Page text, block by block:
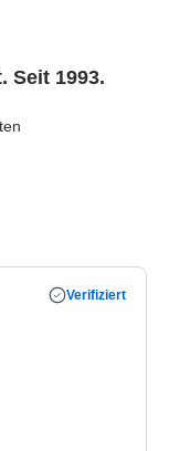
Seit 1993.
Verifiziert